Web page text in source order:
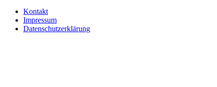
Kontakt
Impressum
Datenschutzerklärung